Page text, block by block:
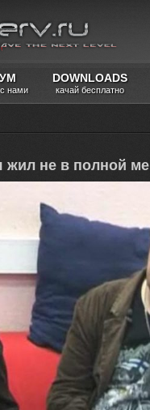
нами
DOWNLOADS
качай бесплатно
жил не в полной